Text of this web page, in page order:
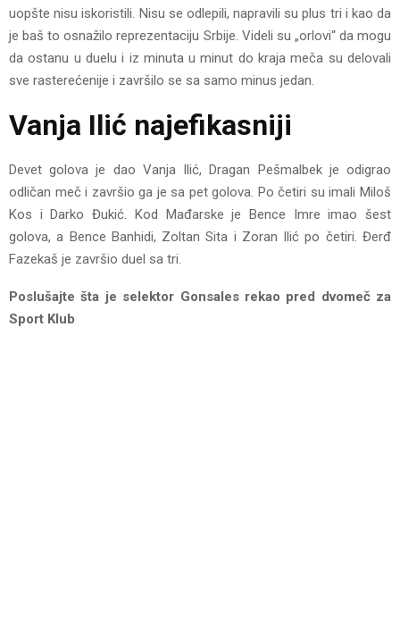
uopšte nisu iskoristili. Nisu se odlepili, napravili su plus tri i kao da
je baš to osnažilo reprezentaciju Srbije. Videli su „orlovi“ da mogu
da ostanu u duelu i iz minuta u minut do kraja meča su delovali
sve rasterećenije i završilo se sa samo minus jedan.
Vanja Ilić najefikasniji
Devet golova je dao Vanja Ilić, Dragan Pešmalbek je odigrao
odličan meč i završio ga je sa pet golova. Po četiri su imali Miloš
Kos i Darko Đukić. Kod Mađarske je Bence Imre imao šest
golova, a Bence Banhidi, Zoltan Sita i Zoran Ilić po četiri. Đerđ
Fazekaš je završio duel sa tri.
Poslušajte šta je selektor Gonsales rekao pred dvomeč za
Sport Klub